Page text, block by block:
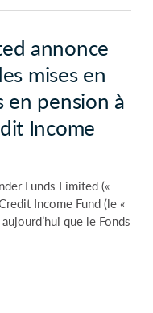
annonce
mises en
en pension à
Income
Funds Limited («
Income Fund (le «
que le Fonds